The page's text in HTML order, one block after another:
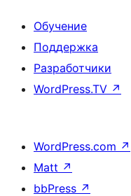
Обучение
Поддержка
Разработчики
WordPress.TV ↗
WordPress.com ↗
Matt ↗
bbPress ↗